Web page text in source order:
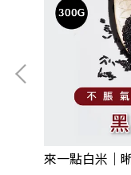
來一點白米｜